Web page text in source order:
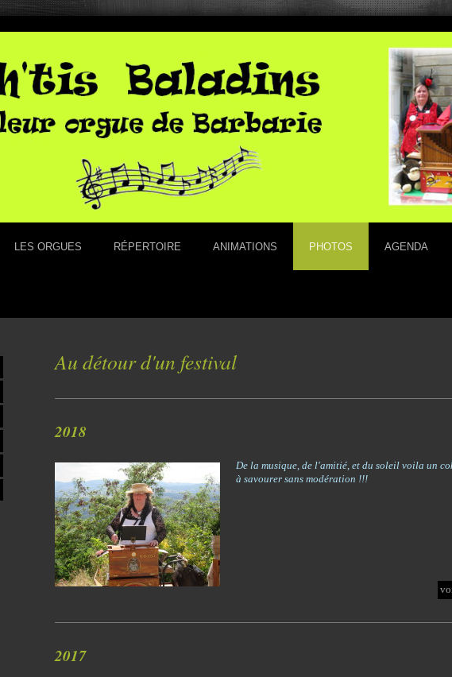
LES ORGUES RÉPERTOIRE ANIMATIONS PHOTOS AGENDA
Au détour d'un festival
2018
De la musique, de l'amitié, et du soleil voila un
à savourer sans modération !!!
2017